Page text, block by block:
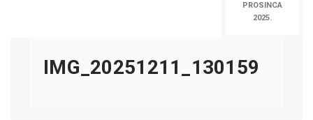
PROSINCA
2025.
IMG_20251211_130159